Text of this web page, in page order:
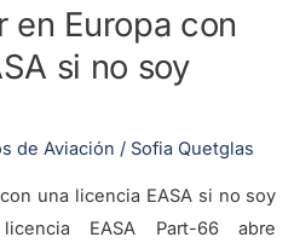
en Europa con
si no soy
de Aviación / Sofia Quetglas
una licencia EASA si no soy
EASA Part-66 abre